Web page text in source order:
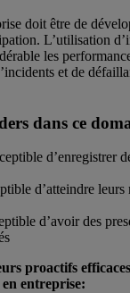
doit être de
L’utilisation
les
et de
dans ce
d’enregistrer
d’atteindre leurs
d’avoir des
proactifs
entreprise: